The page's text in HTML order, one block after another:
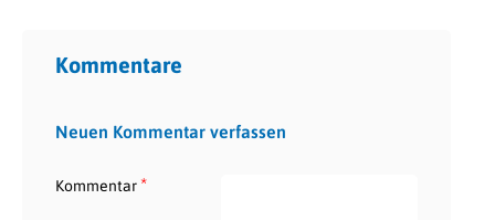
Kommentare
Neuen Kommentar verfassen
Kommentar*